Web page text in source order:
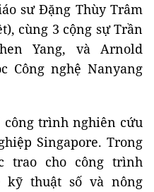
sư Đặng Thùy Trâm
cùng 3 cộng sự Trần
Yang, và Arnold
Công nghệ Nanyang
trình nghiên cứu
Singapore. Trong
trao cho công trình
thuật số và nông